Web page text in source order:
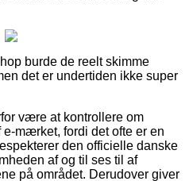
burde de reelt skimme
det er undertiden ikke super
være at kontrollere om
mærket, fordi det ofte er en
den officielle danske
af og til ses til af
på området. Derudover giver